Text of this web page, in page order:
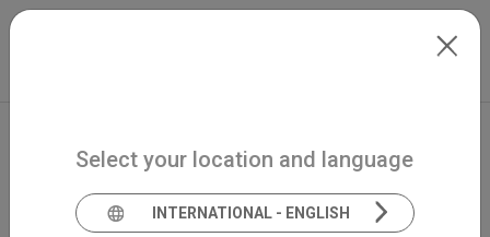
Skip to main content
Select your location and language
INTERNATIONAL - ENGLISH